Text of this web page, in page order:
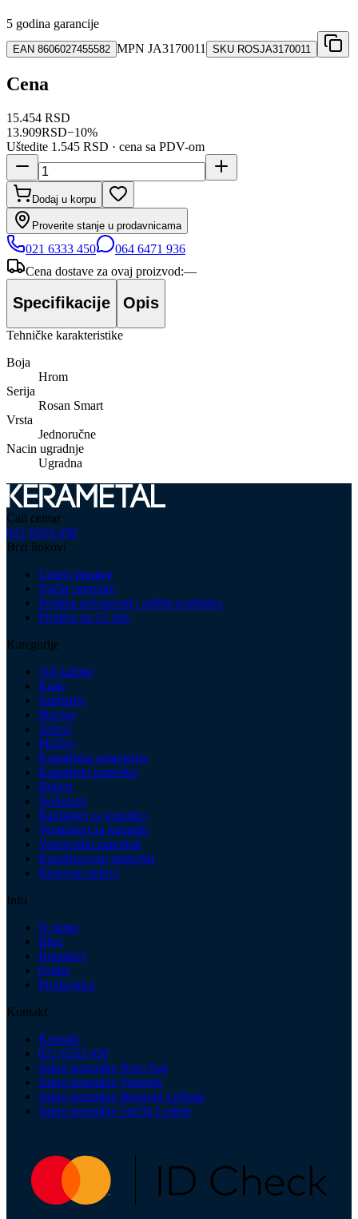
5 godina garancije
EAN 8606027455582 MPN JA3170011 SKU ROSJA3170011
Cena
15.454 RSD
13.909RSD−10%
Uštedite 1.545 RSD · cena sa PDV-om
Dodaj u korpu
Proverite stanje u prodavnicama
021 6333 450
064 6471 936
Cena dostave za ovaj proizvod:—
Specifikacije Opis
Tehničke karakteristike
Boja
Hrom
Serija
Rosan Smart
Vrsta
Jednoručne
Nacin ugradnje
Ugradna
Call centar
021 6333 450
Brzi linkovi
Uslovi prodaje
Način isporuke
Politika privatnosti i zaštita podataka
Prodaja na 12 rata
Kategorije
Tuš kabine
Kade
Sanitarije
Slavine
Tuševi
Pločice
Kupatilska galanterija
Kupatilski nameštaj
Bojleri
Sudopere
Radijatori za kupatilo
Ventilatori za kupatilo
Vodovodni materijal
Kanalizacioni materijal
Rezervni delovi
Info
O nama
Blog
Brendovi
Outlet
Prodavnice
Kontakt
Kontakt
021 6333 450
Salon keramike Novi Sad
Salon keramike Veternik
Salon keramike Beograd Leštane
Salon keramike Surčin Ledine